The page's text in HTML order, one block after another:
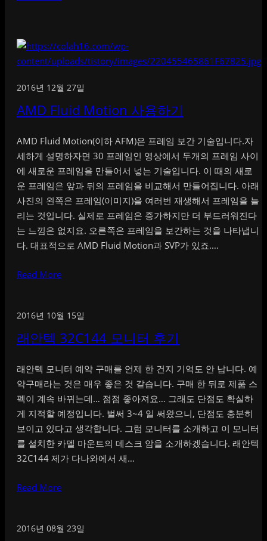
2016년 12월 27일
AMD Fluid Motion 사용하기
AMD Fluid Motion(이하 AFM)은 프레임 보간 기술입니다.자
세하게 설명하자면 30 프레임인 영상에서 두개의 프레임 사이
에 새로운 프레임을 만들어서 넣는 기술입니다. 이 때의 새로
운 프레임은 앞과 뒤의 프레임을 비교해서 만들어집니다. 아래
사진의 왼쪽은 프레임(이미지)을 여러번 재생해서 프레임을 늘
리는 것입니다. 실제로 프레임은 증가하지만 더 부드러워진다
는 느낌은 없지요. 오른쪽은 프레임을 보간하는 것을 나타냅니
다. 대표적으로 AMD Fluid Motion과 SVP가 있죠.…
Read More
2016년 10월 15일
래안텍 32C144 모니터 후기
래안텍 모니터 예약 구매를 언제 한 건지 기억도 안 납니다. 예
약구매라는 것은 매우 좋은 것 같습니다. 구매 한 뒤로 제품 스
펙이 계속 바뀌는데… 점점 좋아져요… 그래도 단점도 확실하
게 지적할 예정입니다. 벌써 3~4 일 써왔으니, 단점도 충분히
보이고 있다고 생각합니다. 그럼 모니터를 소개하고 이 모니터
를 설치한 카멜 마운트의 데스크 암을 소개하겠습니다. 래안텍
32C144 제가 다나와에서 새…
Read More
2016년 08월 23일